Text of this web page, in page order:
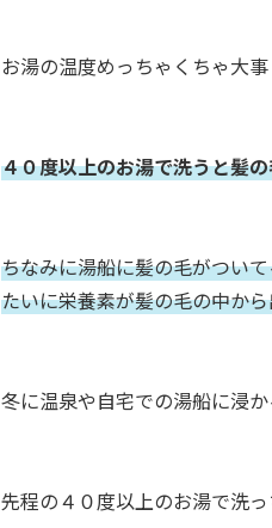
お湯の温度めっちゃくちゃ大事
４０度以上のお湯で洗うと髪
ちなみに湯船に髪の毛がつい
たいに栄養素が髪の毛の中か
冬に温泉や自宅での湯船に浸
先程の４０度以上のお湯で洗っ